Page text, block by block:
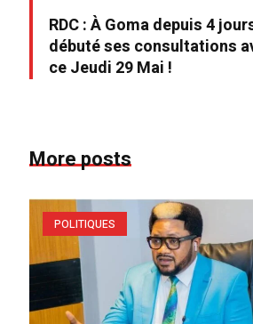
RDC : À Goma depuis 4
débuté ses consultations
ce Jeudi 29 Mai !
More posts
POLITIQUES